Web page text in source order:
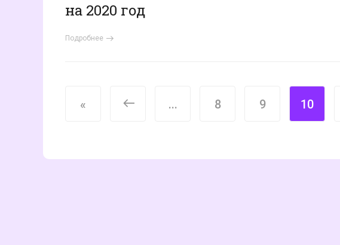
на 2020 год
Подробнее
« < ... 8 9 10